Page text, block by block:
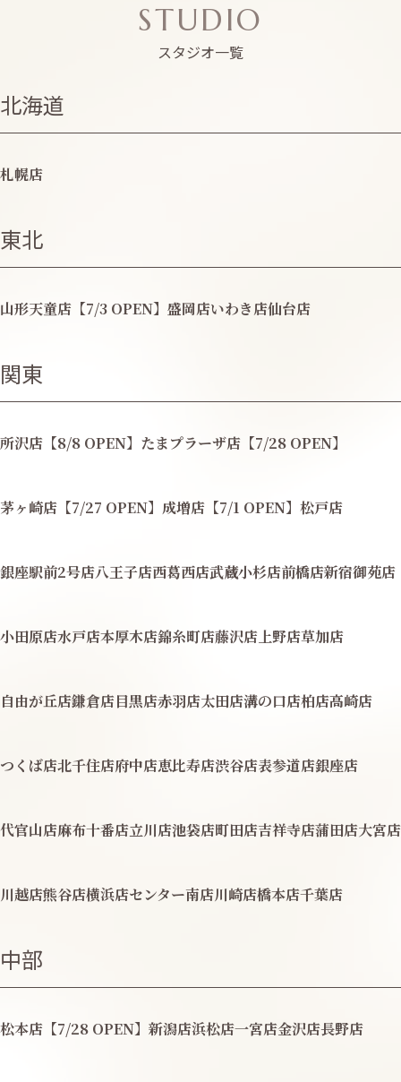
STUDIO
スタジオ一覧
北海道
札幌店
東北
山形天童店【7/3 OPEN】 盛岡店いわき店仙台店
関東
所沢店【8/8 OPEN】 たまプラーザ店【7/28 OPEN】
茅ヶ崎店【7/27 OPEN】 成増店【7/1 OPEN】 松戸店
銀座駅前2号店八王子店西葛西店武蔵小杉店前橋店新宿御苑店
小田原店水戸店本厚木店錦糸町店藤沢店 上野店草加店
自由が丘店鎌倉店目黒店赤羽店太田店溝の口店柏店高崎店
つくば店北千住店府中店恵比寿店渋谷店表参道店銀座店
代官山店麻布十番店立川店池袋店町田店吉祥寺店蒲田店大宮店
川越店熊谷店横浜店センター南店川崎店橋本店千葉店
中部
松本店【7/28 OPEN】 新潟店浜松店一宮店金沢店長野店